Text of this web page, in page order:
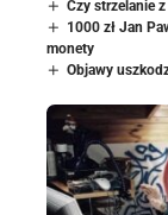
Czy strzelanie
1000 zł Jan
monety
Objawy